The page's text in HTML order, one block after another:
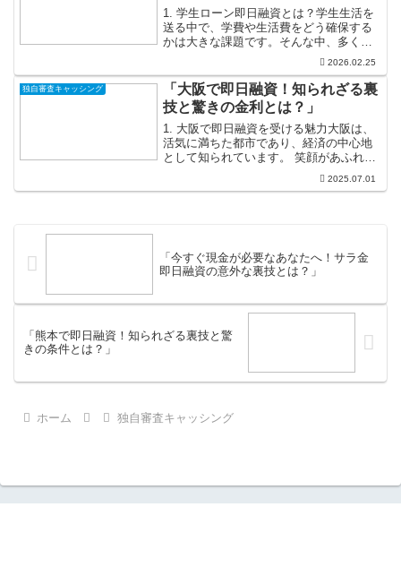
1. 学生ローン即日融資とは？学生生活を
送る中で、学費や生活費をどう確保する
かは大きな課題です。そんな中、多くの
学生に注目されているのが「学生ローン
ば、急な出費や資金不足に対処すること
が可能になります。特に...
2026.02.25
独自審査キャッシング
「大阪で即日融資！知られざる裏
技と驚きの金利とは？」
1. 大阪で即日融資を受ける魅力大阪は、
活気に満ちた都市であり、経済の中心地
として知られています。 笑顔があふれる
人々と、多様な文化が交錯するこの場所
では、急な出費が必要になったときに頼
2025.07.01
「今すぐ現金が必要なあなたへ！サラ金
即日融資の意外な裏技とは？」
「熊本で即日融資！知られざる裏技と驚
きの条件とは？」
ホーム 独自審査キャッシング